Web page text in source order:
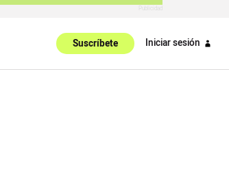
Suscríbete Iniciar sesión